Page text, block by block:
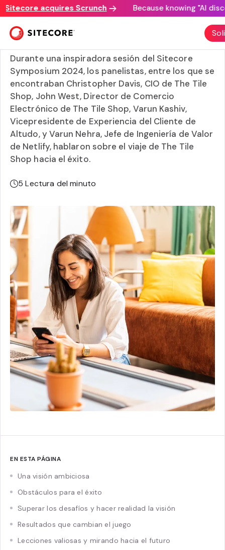
acquires Scrunch Because knowing "AI
La hoja de ruta de The Tile Shop hacia el crecimiento
exponencial con el comercio componible
Durante una inspiradora sesión del Sitecore
Symposium 2024, los panelistas, entre los que se
encontraban Christopher Davis, CIO de The Tile
Shop, John West, Director de Comercio
Electrónico de The Tile Shop, Varun Kashiv,
Vicepresidente de Experiencia del Cliente de
Altudo, y Varun Nehra, Jefe de Ingeniería de Valor
de Netlify, hablaron sobre el viaje de The Tile
Shop hacia el éxito.
5 Lectura del minuto
EN ESTA PÁGINA
Una visión ambiciosa
Obstáculos para el éxito
Superar los desafíos y hacer realidad la visión
Resultados que cambian el juego
Lecciones valiosas y mirando hacia el futuro